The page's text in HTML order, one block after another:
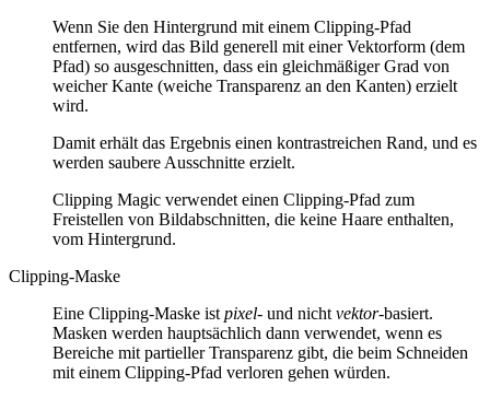
Wenn Sie den Hintergrund mit einem Clipping-Pfad
entfernen, wird das Bild generell mit einer Vektorform (dem
Pfad) so ausgeschnitten, dass ein gleichmäßiger Grad von
weicher Kante (weiche Transparenz an den Kanten) erzielt
wird.
Damit erhält das Ergebnis einen kontrastreichen Rand, und es
werden saubere Ausschnitte erzielt.
Clipping Magic verwendet einen Clipping-Pfad zum
Freistellen von Bildabschnitten, die keine Haare enthalten,
vom Hintergrund.
Clipping-Maske
Eine Clipping-Maske ist pixel- und nicht vektor-basiert.
Masken werden hauptsächlich dann verwendet, wenn es
Bereiche mit partieller Transparenz gibt, die beim Schneiden
mit einem Clipping-Pfad verloren gehen würden.